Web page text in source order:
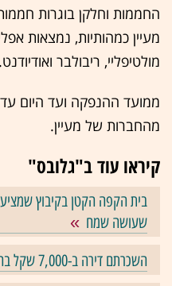
החממות וחלקן בוגרות
מעיין כמהותיות, נמצאות
מולטיפליי, ריבולבר ואודיודנט.
ממועד ההנפקה ועד היום
מהחברות של מעיין.
קיראו עוד ב"גלובס"
בית הקפה הקטן בקיבוץ
שעושה שמח
השכרתם דירה ב-7,000 שקל בחודש. כמה מס תשלמו?